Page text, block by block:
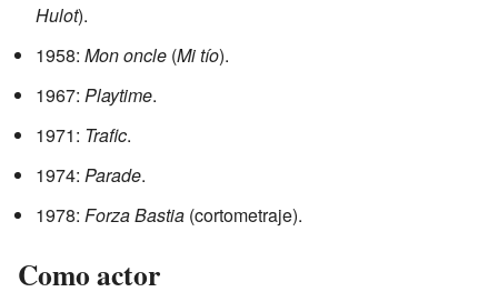
Hulot).
1958: Mon oncle (Mi tío).
1967: Playtime.
1971: Trafic.
1974: Parade.
1978: Forza Bastia (cortometraje).
Como actor